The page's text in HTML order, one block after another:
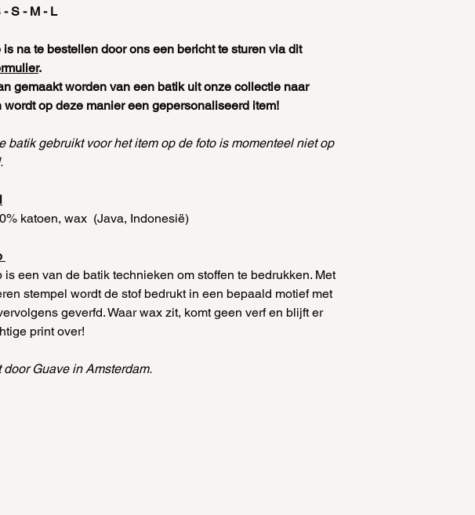
- S - M - L
is na te bestellen door ons een bericht te sturen via dit
.
gemaakt worden van een batik uit onze collectie naar
wordt op deze manier een gepersonaliseerd item!
batik gebruikt voor het item op de foto is momenteel niet op
katoen, wax (Java, Indonesië)
is een van de batik technieken om stoffen te bedrukken. Met
stempel wordt de stof bedrukt in een bepaald motief met
geverfd. Waar wax zit, komt geen verf en blijft er
print over!
door Guave in Amsterdam.